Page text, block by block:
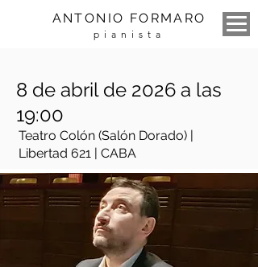
ANTONIO FORMARO
pianista
8 de abril de 2026 a las
19:00
Teatro Colón (Salón Dorado) |
Libertad 621 | CABA